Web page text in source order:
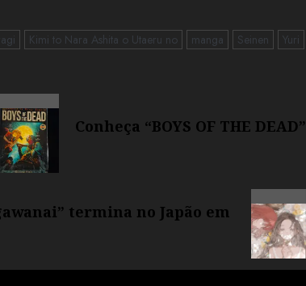
Kimi to Nara Ashita o Utaeru no manga Seinen Yuri
Conheça “BOYS OF THE DEAD”
termina no Japão em